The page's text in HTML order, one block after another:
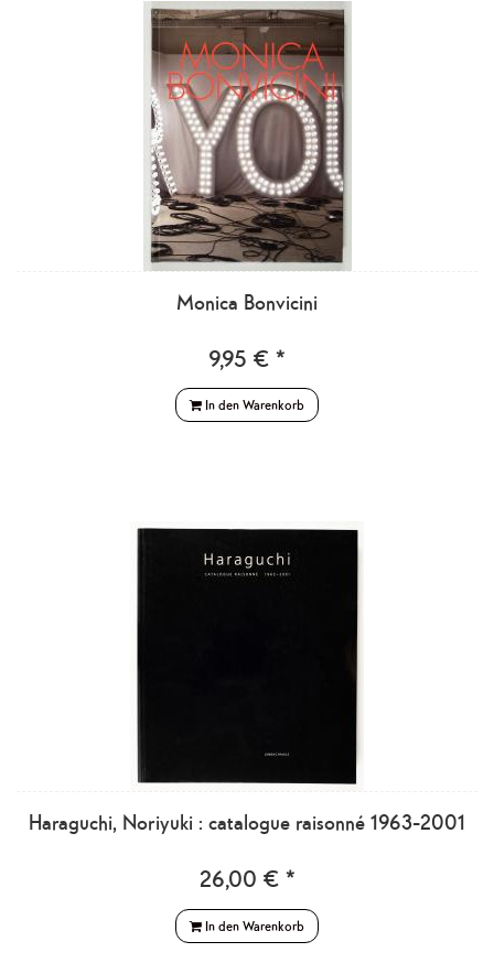
Monica Bonvicini
9,95 € *
In den Warenkorb
Haraguchi, Noriyuki : catalogue raisonné 1963-2001
26,00 € *
In den Warenkorb